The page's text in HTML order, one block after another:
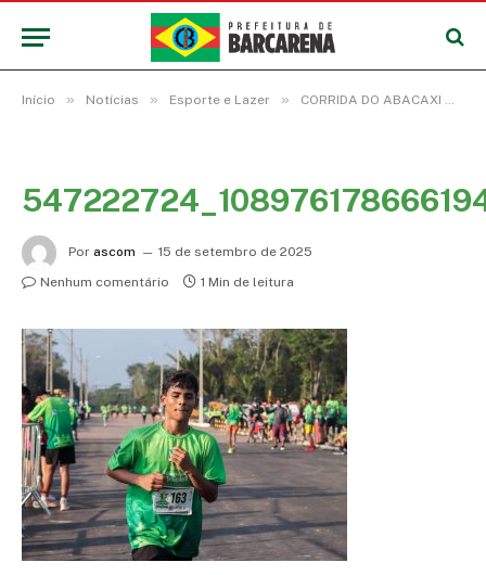
Início » Notícias » Esporte e Lazer » CORRIDA DO ABACAXI MOVIMENTA FESTIVAL E PREMIA VENCEDORES EM DIVERSAS CATEGORIAS
Por ascom
15 de setembro de 2025
Nenhum comentário
1 Min de leitura